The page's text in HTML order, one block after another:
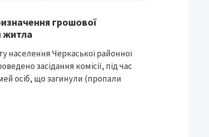
грошової
житла
населення Черкаської районної
засідання комісії, під час
осіб, що загинули (пропали